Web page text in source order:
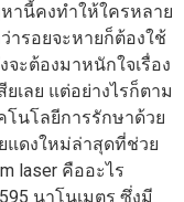
านี้คงทำให้ใครหลาย
ารอยจะหายก็ต้องใช้
จะต้องมาหนักใจเรื่อง
เลย แต่อย่างไรก็ตาม
นโลยีการรักษาด้วย
แดงใหม่ล่าสุดที่ช่วย
laser คืออะไร
นาโนเมตร ซึ่งมี